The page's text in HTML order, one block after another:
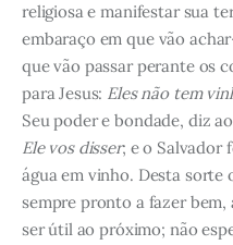
religiosa e manifestar sua
embaraço em que vão
que vão passar perante os
para Jesus: Eles não tem
Seu poder e bondade, diz
Ele vos disser; e o Salvador
água em vinho. Desta
sempre pronto a fazer
ser útil ao próximo; não